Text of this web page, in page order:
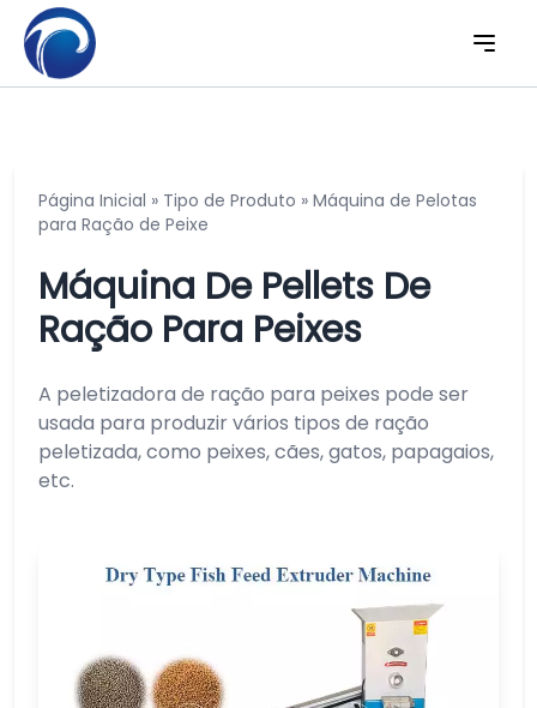
Página Inicial » Tipo de Produto » Máquina de Pelotas
para Ração de Peixe
Máquina De Pellets De
Ração Para Peixes
A peletizadora de ração para peixes pode ser
usada para produzir vários tipos de ração
peletizada, como peixes, cães, gatos, papagaios,
etc.